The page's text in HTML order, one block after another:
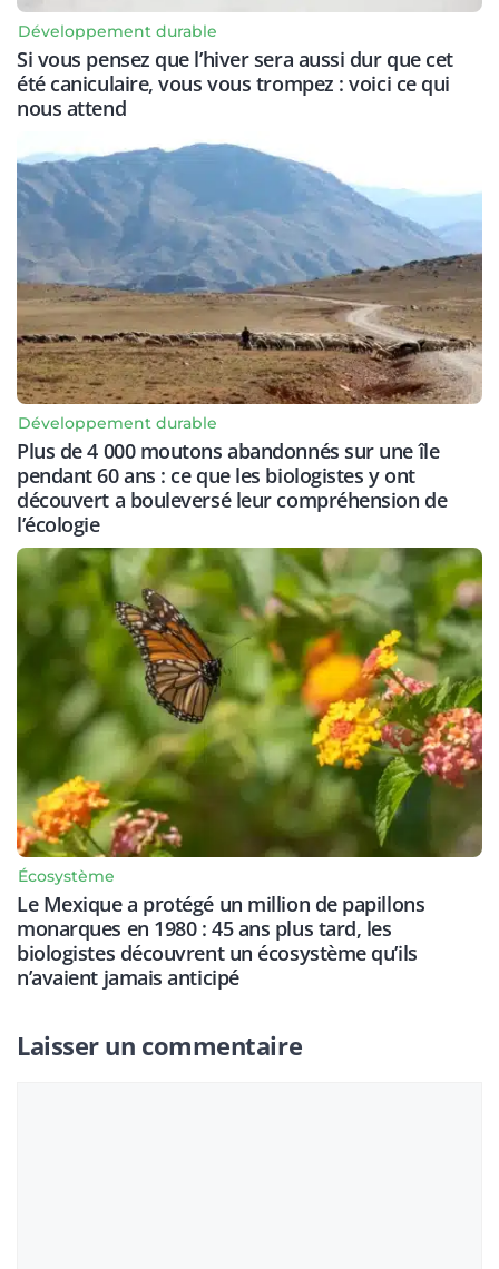
Développement durable
Si vous pensez que l’hiver sera aussi dur que cet
été caniculaire, vous vous trompez : voici ce qui
nous attend
Développement durable
Plus de 4 000 moutons abandonnés sur une île
pendant 60 ans : ce que les biologistes y ont
découvert a bouleversé leur compréhension de
l’écologie
Écosystème
Le Mexique a protégé un million de papillons
monarques en 1980 : 45 ans plus tard, les
biologistes découvrent un écosystème qu’ils
n’avaient jamais anticipé
Laisser un commentaire